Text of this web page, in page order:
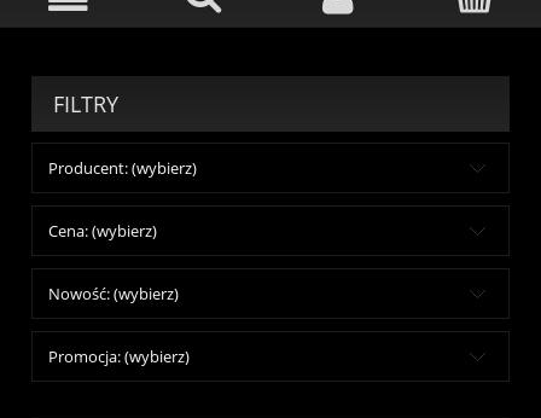
FILTRY
Producent: (wybierz)
Cena: (wybierz)
Nowość: (wybierz)
Promocja: (wybierz)